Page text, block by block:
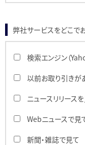
弊社サービスをどこで
検索エンジン（
以前お取り引きが
ニュースリリース
Webニュースで見
新聞・雑誌で見て